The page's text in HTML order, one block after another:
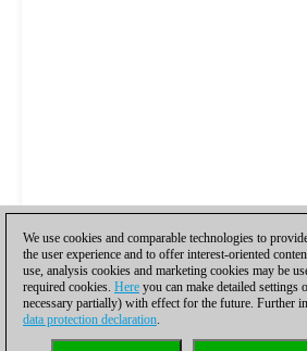
We use cookies and comparable technologies to
the user experience and to offer interest-oriented
use, analysis cookies and marketing cookies may be
required cookies. Here you can make detailed settings
necessary partially) with effect for the future. Further
data protection declaration.